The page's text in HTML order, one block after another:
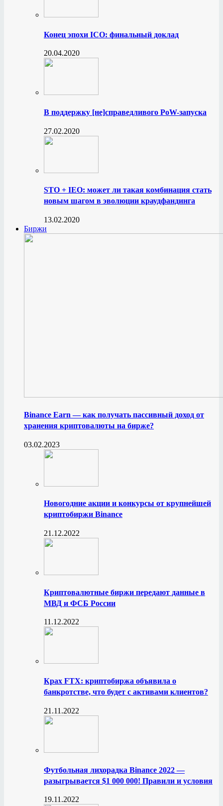
Конец эпохи ICO: финальный доклад
20.04.2020
В поддержку [не]справедливого PoW-запуска
27.02.2020
STO + IEO: может ли такая комбинация стать
новым шагом в эволюции краудфандинга
13.02.2020
Биржи
Binance Earn — как получать пассивный доход от
хранения криптовалюты на бирже?
03.02.2023
Новогодние акции и конкурсы от крупнейшей
криптобиржи Binance
21.12.2022
Криптовалютные биржи передают данные в
МВД и ФСБ России
11.12.2022
Крах FTX: криптобиржа объявила о
банкротстве, что будет с активами клиентов?
21.11.2022
Футбольная лихорадка Binance 2022 —
разыгрывается $1 000 000! Правили и условия
19.11.2022